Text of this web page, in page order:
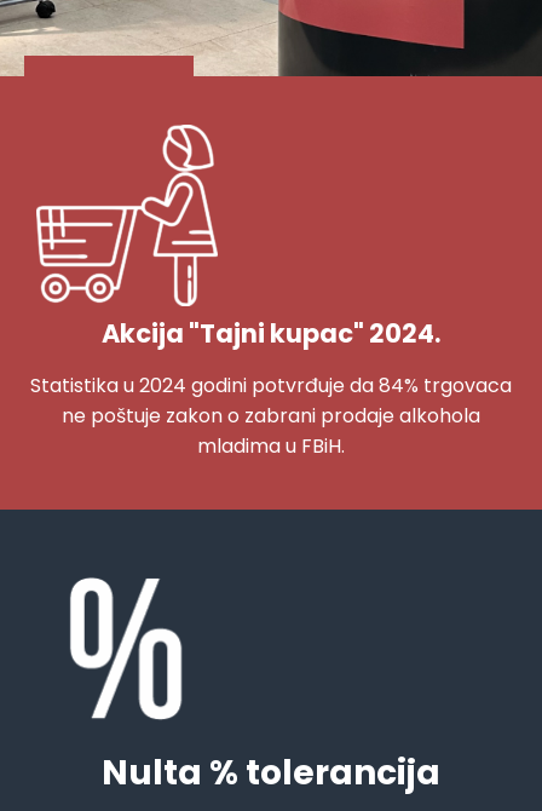
Akcija "Tajni kupac" 2024.
Statistika u 2024 godini potvrđuje da 84% trgovaca
ne poštuje zakon o zabrani prodaje alkohola
mladima u FBiH.
Nulta % tolerancija